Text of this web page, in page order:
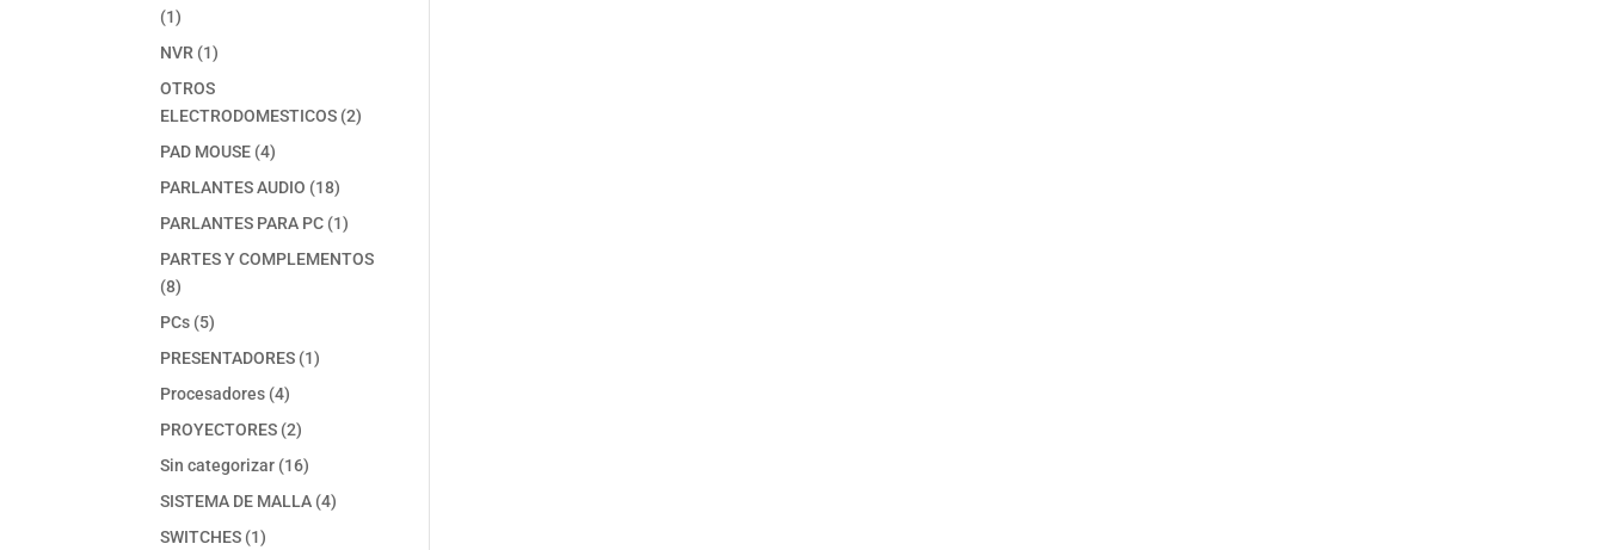
11
producto
NVR 11
producto
OTROS
ELECTRODOMESTICOS 22
PAD MOUSE 44
productos
PARLANTES AUDIO 1818
productos
PARLANTES PARA PC 11
producto
PARTES Y COMPLEMENTOS
88
productos
PCs 55
productos
PRESENTADORES 11
Procesadores 44
productos
PROYECTORES 22
productos
Sin categorizar 1616
productos
SISTEMA DE MALLA 44
SWITCHES 11